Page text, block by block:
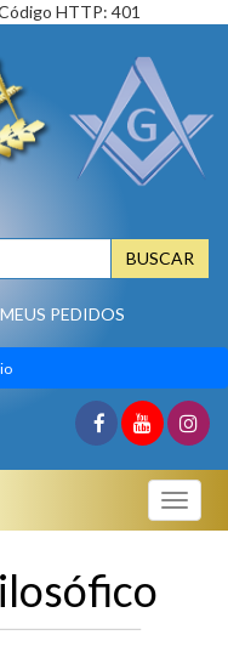
HTTP: 401
BUSCAR
MEUS PEDIDOS
Toggle